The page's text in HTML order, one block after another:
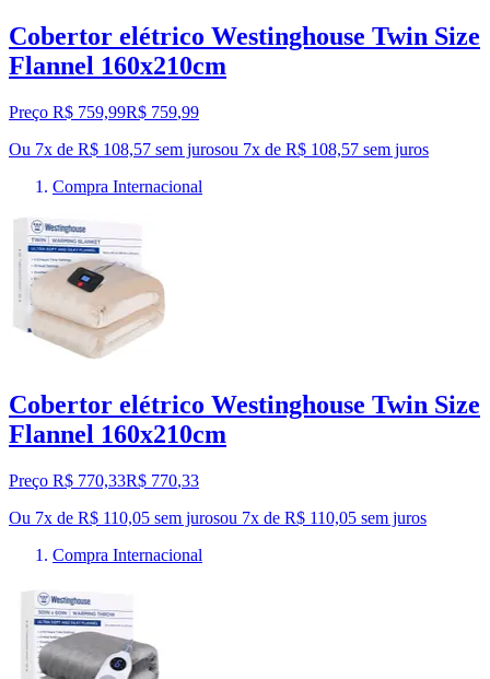
Cobertor elétrico Westinghouse Twin Size
Flannel 160x210cm
Preço R$ 759,99R$ 759,99
Ou 7x de R$ 108,57 sem jurosou 7x de R$ 108,57 sem juros
Compra Internacional
Cobertor elétrico Westinghouse Twin Size
Flannel 160x210cm
Preço R$ 770,33R$ 770,33
Ou 7x de R$ 110,05 sem jurosou 7x de R$ 110,05 sem juros
Compra Internacional